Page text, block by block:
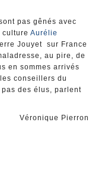
pas gênés avec
culture Aurélie
Jouyet sur France
au pire, de
en sommes arrivés
conseillers du
des élus, parlent
Véronique Pierron